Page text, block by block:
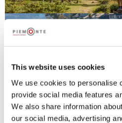
This website uses cookies
We use cookies to personalise
provide social media features
We also share information
our social media, advertising
Piemonte: Land der
zwischen epischen